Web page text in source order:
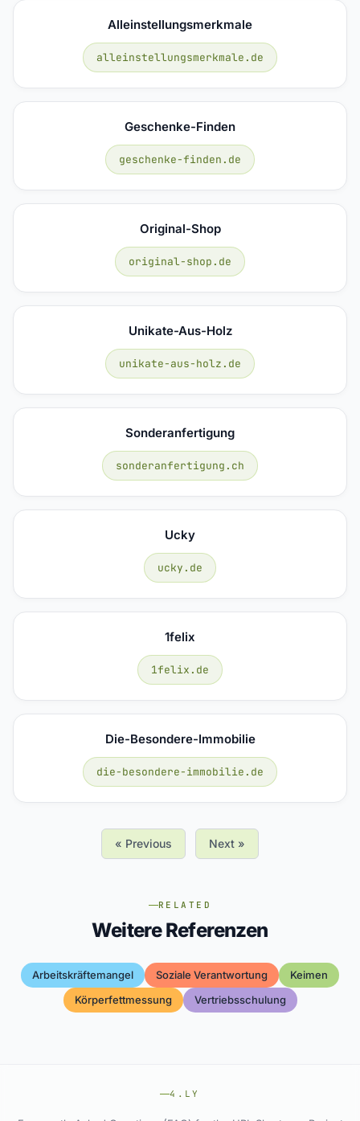
Alleinstellungsmerkmale
alleinstellungsmerkmale.de
Geschenke-Finden
geschenke-finden.de
Original-Shop
original-shop.de
Unikate-Aus-Holz
unikate-aus-holz.de
Sonderanfertigung
sonderanfertigung.ch
Ucky
ucky.de
1felix
1felix.de
Die-Besondere-Immobilie
die-besondere-immobilie.de
« Previous Next »
RELATED
Weitere Referenzen
Arbeitskräftemangel Soziale Verantwortung
Keimen
Körperfettmessung
Vertriebsschulung
4.LY